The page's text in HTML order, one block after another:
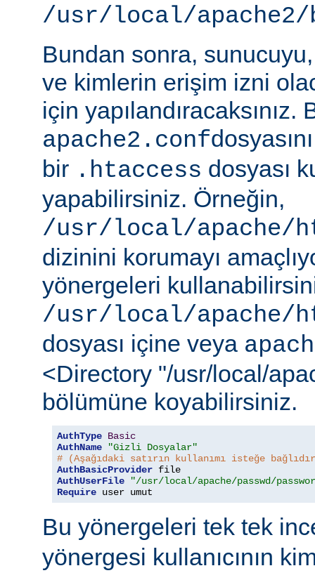
/usr/local/apache2/
Bundan sonra,
ve kimlerin erişim izni
için yapılandıracaksınız.
apache2.conf
bir .htaccess dosyası
yapabilirsiniz. Örneğin,
/usr/local/apache/
dizinini korumayı
yönergeleri
/usr/local/apache/
dosyası içine veya
<Directory "/usr/local/
bölümüne koyabilirsiniz.
AuthType Basic
AuthName
"Gizli Dosyalar"
# (Aşağıdaki satırın kullanımı isteğe
AuthBasicProvider
AuthUserFile
"/usr/local/apache/passwd/
Require user umut
Bu yönergeleri tek tek
yönergesi kullanıcının